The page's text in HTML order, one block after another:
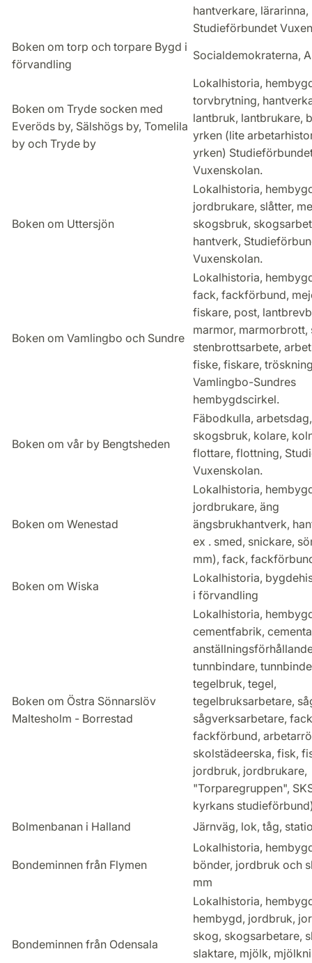
hantverkare, lärarinna,
Studieförbundet
Boken om torp och torpare Bygd i
förvandling
Socialdemokraterna,
Boken om Tryde socken med
Everöds by, Sälshögs by, Tomelila
by och Tryde by
Lokalhistoria,
torvbrytning,
lantbruk, lantbrukare,
yrken (lite
yrken)
Vuxenskolan.
Boken om Uttersjön
Lokalhistoria,
jordbrukare, slåtter,
skogsbruk,
hantverk,
Vuxenskolan.
Boken om Vamlingbo och Sundre
Lokalhistoria,
fack, fackförbund,
fiskare, post,
marmor, marmorbrott,
stenbrottsarbete,
fiske, fiskare,
Vamlingbo-Sundres
hembygdscirkel.
Boken om vår by Bengtsheden
Fäbodkulla, arbetsdag,
skogsbruk, kolare,
flottare, flottning,
Vuxenskolan.
Boken om Wenestad
Lokalhistoria,
jordbrukare, äng
ängsbrukhantverk,
ex . smed, snickare,
mm), fack,
Boken om Wiska
Lokalhistoria,
i förvandling
Boken om Östra Sönnarslöv
Maltesholm - Borrestad
Lokalhistoria,
cementfabrik,
tunnbindare,
tegelbruk, tegel,
tegelbruksarbetare,
sågverksarbetare,
fackförbund,
skolstädeerska, fisk,
jordbruk, jordbrukare,
"Torparegruppen",
kyrkans
Bolmenbanan i Halland
Järnväg, lok, tåg,
Bondeminnen från Flymen
Lokalhistoria,
bönder, jordbruk och
mm
Bondeminnen från Odensala
Lokalhistoria,
hembygd, jordbruk,
skog, skogsarbetare,
slaktare, mjölk,